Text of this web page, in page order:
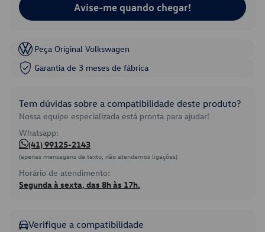
Avise-me quando chegar!
Peça Original Volkswagen
Garantia de 3 meses de fábrica
Tem dúvidas sobre a compatibilidade deste produto?
Nossa equipe especializada está pronta para ajudar!
Whatsapp:
(41) 99125-2143
(apenas mensagens de texto, não atendemos ligações)
Horário de atendimento:
Segunda à sexta, das 8h às 17h.
Verifique a compatibilidade